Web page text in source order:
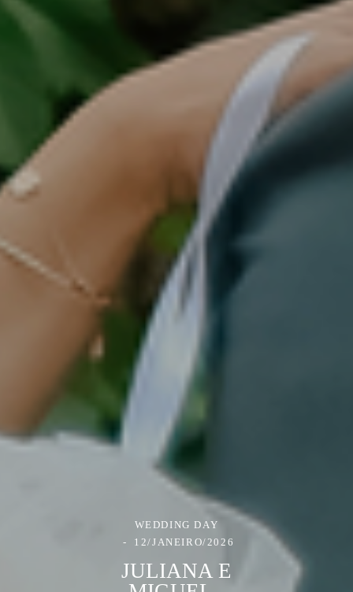
WEDDING DAY
12/JANEIRO/2026
JULIANA E